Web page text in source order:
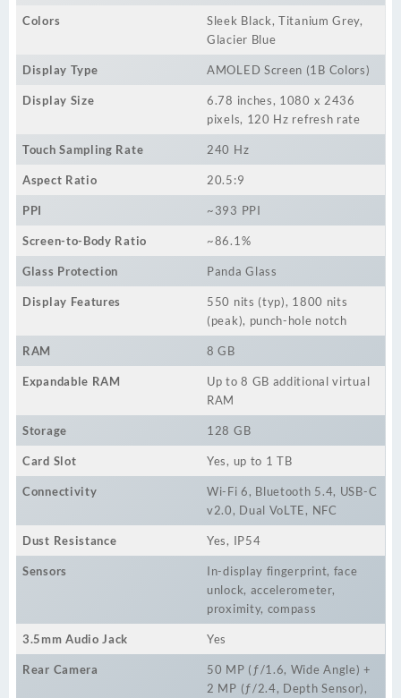
Colors
Sleek Black, Titanium Grey,
Glacier Blue
Display Type AMOLED Screen (1B Colors)
Display Size
6.78 inches, 1080 x 2436
pixels, 120 Hz refresh rate
Touch Sampling Rate 240 Hz
Aspect Ratio 20.5:9
PPI ~393 PPI
Screen-to-Body Ratio ~86.1%
Glass Protection Panda Glass
Display Features
550 nits (typ), 1800 nits
(peak), punch-hole notch
RAM 8 GB
Expandable RAM
Up to 8 GB additional virtual
RAM
Storage 128 GB
Card Slot Yes, up to 1 TB
Connectivity
Wi-Fi 6, Bluetooth 5.4, USB-C
v2.0, Dual VoLTE, NFC
Dust Resistance Yes, IP54
Sensors
In-display fingerprint, face
unlock, accelerometer,
proximity, compass
3.5mm Audio Jack Yes
Rear Camera
50 MP (ƒ/1.6, Wide Angle) +
2 MP (ƒ/2.4, Depth Sensor),